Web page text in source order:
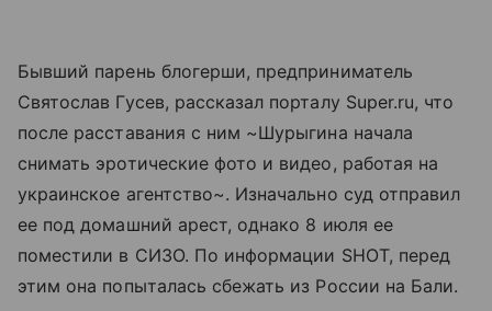
Бывший парень блогерши, предприниматель
Святослав Гусев, рассказал порталу Super.ru, что
после расставания с ним ~Шурыгина начала
снимать эротические фото и видео, работая на
украинское агентство~. Изначально суд отправил
ее под домашний арест, однако 8 июля ее
поместили в СИЗО. По информации SHOT, перед
этим она попыталась сбежать из России на Бали.